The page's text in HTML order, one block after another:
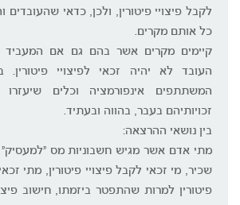
לקבל פיצויי פיטורין, ולכן, כדאי שהעובדים
כל אותם מקרים.
קיימים מקרים אשר בהם גם אם
העובד לא יהיה זכאי לפיצויי פיטורין.
המשתתפים אינפורמציה וכלים
זכויותיהם בעבר, בהווה ובעתיד.
בין נושאי ההרצאה:
מתי אדם אשר מגיש חשבוניות מס "למעסיק"
שכיר, מי זכאי לקבל פיצויי פיטורין, מתי
פיטורין למרות שהתפטר ביזמתו, חישוב